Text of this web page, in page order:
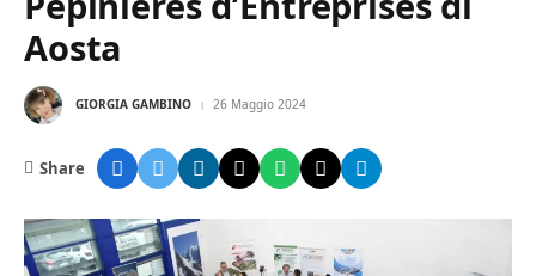
Aosta
GIORGIA GAMBINO 26 Maggio 2024
Share